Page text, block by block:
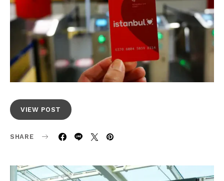
VIEW POST
SHARE